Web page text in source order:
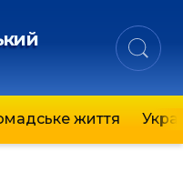
життя